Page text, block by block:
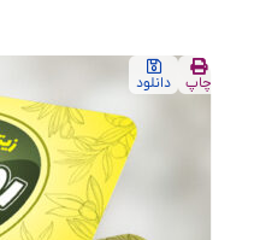
چاپ دانلود